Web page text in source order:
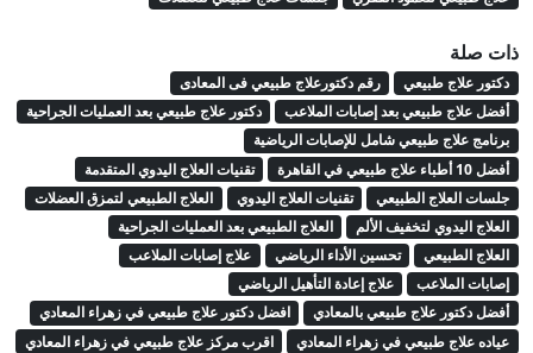
ذات صلة
دكتور علاج طبيعي
رقم دكتورعلاج طبيعي فى المعادى
أفضل علاج طبيعي بعد إصابات الملاعب
دكتور علاج طبيعي بعد العمليات الجراحية
برنامج علاج طبيعي شامل للإصابات الرياضية
أفضل 10 أطباء علاج طبيعي في القاهرة
تقنيات العلاج اليدوي المتقدمة
جلسات العلاج الطبيعي
تقنيات العلاج اليدوي
العلاج الطبيعي لتمزق العضلات
العلاج اليدوي لتخفيف الألم
العلاج الطبيعي بعد العمليات الجراحية
العلاج الطبيعي
تحسين الأداء الرياضي
علاج إصابات الملاعب
إصابات الملاعب
علاج إعادة التأهيل الرياضي
أفضل دكتور علاج طبيعي بالمعادي
افضل دكتور علاج طبيعي في زهراء المعادي
عياده علاج طبيعي في زهراء المعادي
اقرب مركز علاج طبيعي في زهراء المعادي